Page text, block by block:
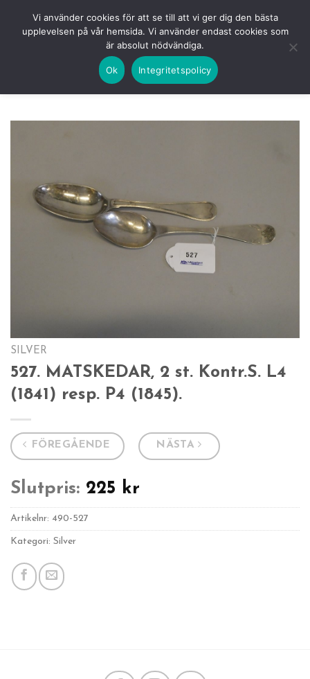
KOMMANDE LOGGA IN
SILVER
527. MATSKEDAR, 2 st. Kontr.S. L4
(1841) resp. P4 (1845).
FÖREGÅENDE NÄSTA
Slutpris: 225 kr
Artikelnr: 490-527
Kategori: Silver
Vi använder cookies för att se till att vi ger dig den bästa
upplevelsen på vår hemsida. Vi använder endast cookies som
är absolut nödvändiga.
Ok Integritetspolicy